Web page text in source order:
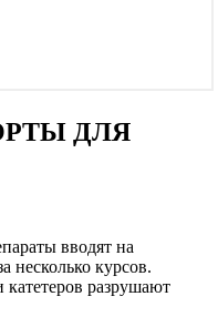
ДЛЯ
вводят на
несколько курсов.
разрушают